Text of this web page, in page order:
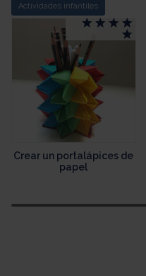
Actividades infantiles
Crear un portalápices de
papel